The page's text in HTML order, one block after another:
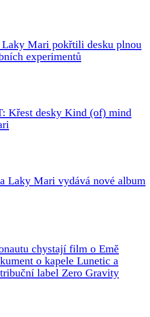
Mari pokřtili desku plnou
experimentů
Křest desky Kind (of) mind
Laky Mari vydává nové album
chystají film o Emě
o kapele Lunetic a
label Zero Gravity